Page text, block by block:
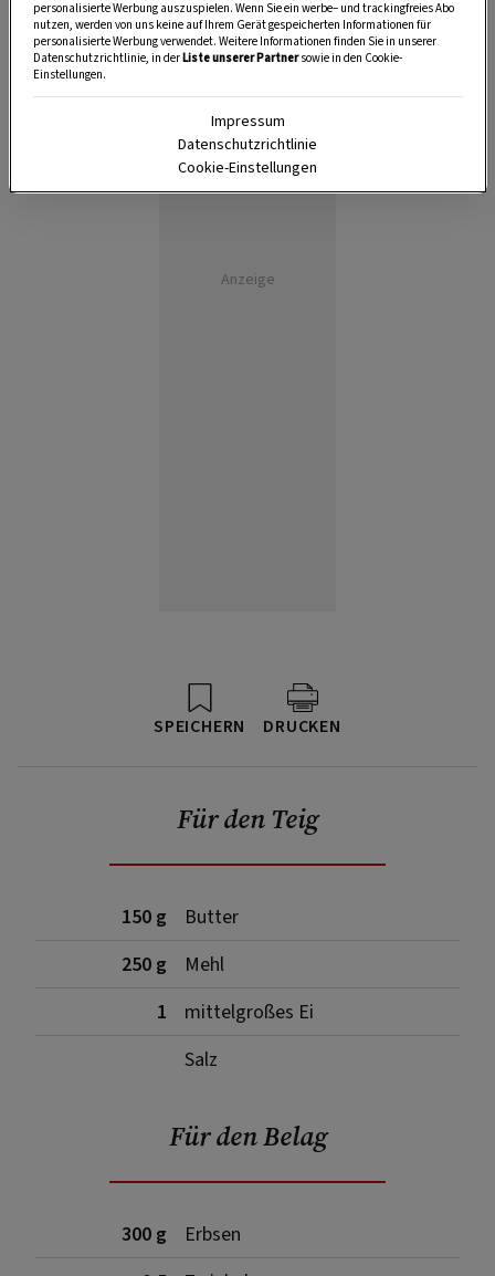
Anzeige
SPEICHERN DRUCKEN
Für den Teig
150 g
Butter
250 g
Mehl
1
mittelgroßes Ei
Salz
Für den Belag
300 g
Erbsen
personalisierte Werbung auszuspielen. Wenn Sie ein werbe– und trackingfreies Abo
nutzen, werden von uns keine auf Ihrem Gerät gespeicherten Informationen für
personalisierte Werbung verwendet. Weitere Informationen finden Sie in unserer
Datenschutzrichtlinie, in derListe unserer Partnersowie in den Cookie-
Einstellungen.
Impressum
Datenschutzrichtlinie
Cookie-Einstellungen